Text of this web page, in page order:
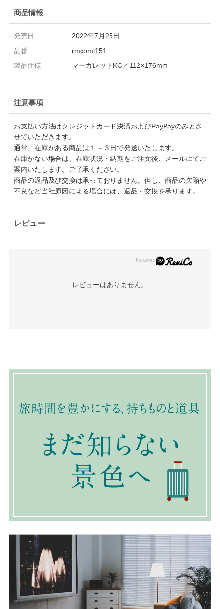
商品情報
発売日
2022年7月25日
品番
rmcomi151
製品仕様
マーガレットKC／112×176mm
注意事項
お支払い方法はクレジットカード決済およびPayPayのみとさ
せていただきます。
通常、在庫がある商品は１～３日で発送いたします。
在庫がない場合は、在庫状況・納期をご注文後、メールにてご
案内いたします。ご了承ください。
商品の返品及び交換は承っておりません。但し、商品の欠陥や
不良など当社原因による場合には、返品・交換を承ります。
レビュー
レビューはありません。